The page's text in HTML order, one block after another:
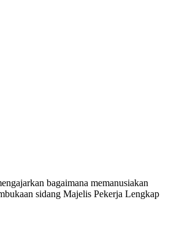
bagaimana memanusiakan
sidang Majelis Pekerja Lengkap